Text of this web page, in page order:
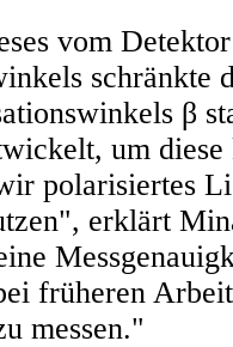
vom
schränkte
β
um
polarisiertes
erklärt
früheren
messen."